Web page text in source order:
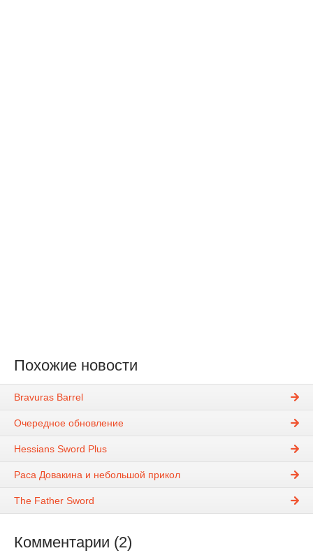
Похожие новости
Bravuras Barrel
Очередное обновление
Hessians Sword Plus
Раса Довакина и небольшой прикол
The Father Sword
Комментарии (2)